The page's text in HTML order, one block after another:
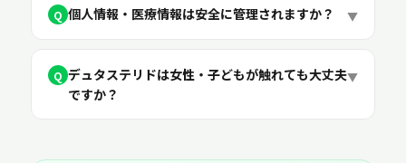
Q 個人情報・医療情報は安全に管理されますか？ ▼
Q デュタステリドは女性・子どもが触れても大丈夫
ですか？
▼